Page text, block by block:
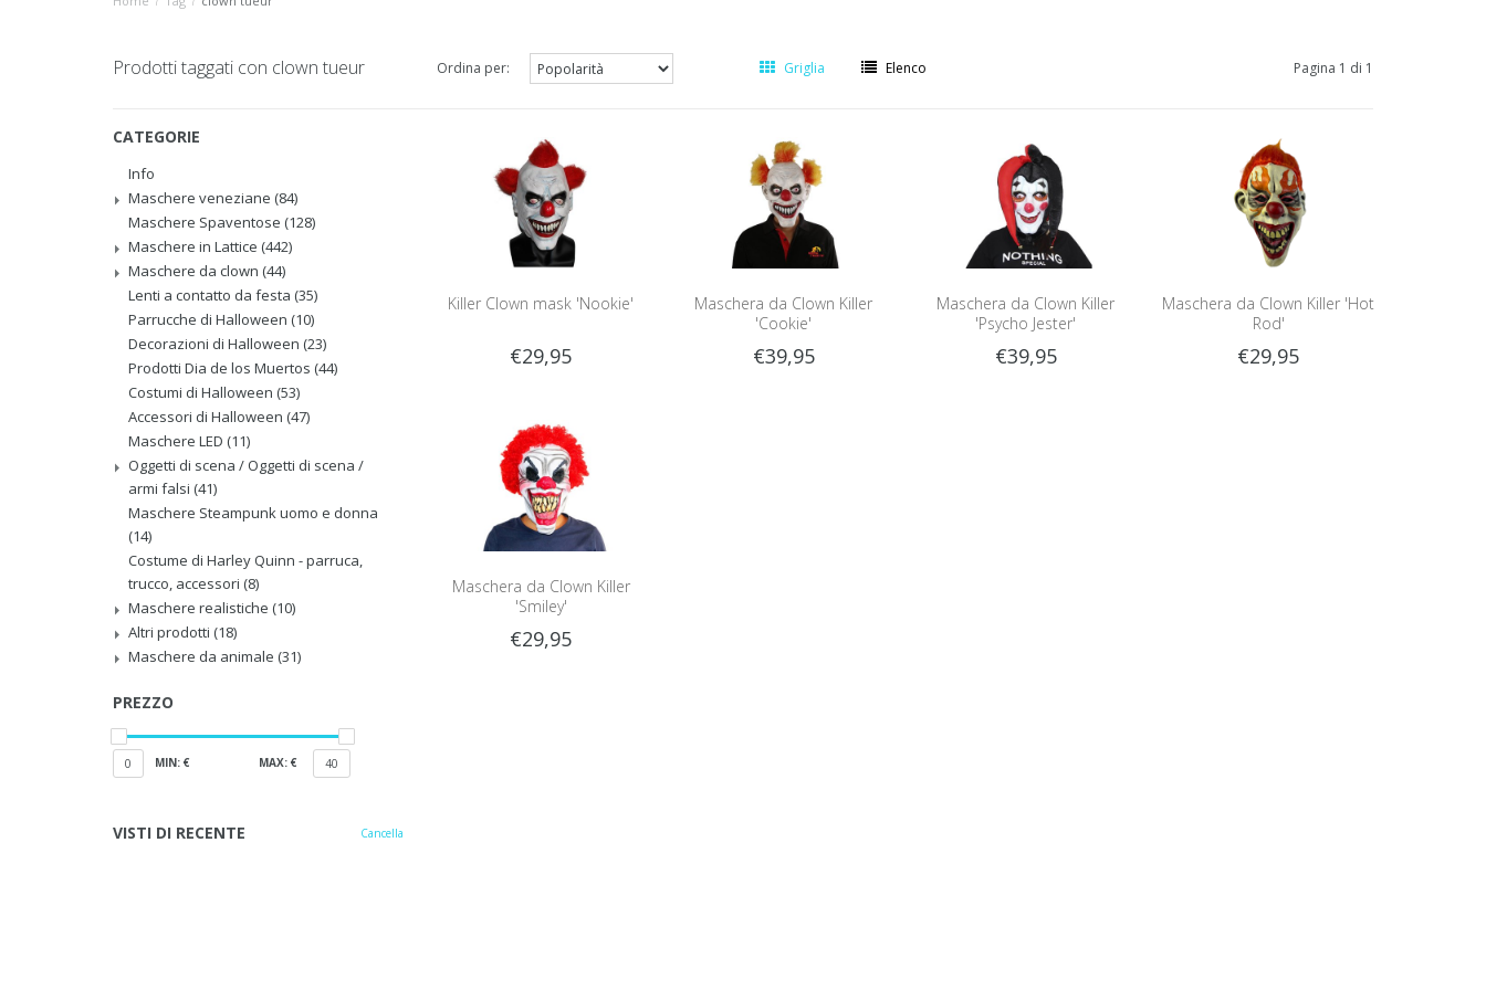
Prodotti taggati con clown tueur Ordina per: Griglia Elenco Pagina 1 di 1
CATEGORIE
Info
Maschere veneziane (84)
Maschere Spaventose (128)
Maschere in Lattice (442)
Maschere da clown (44)
Lenti a contatto da festa (35)
Parrucche di Halloween (10)
Decorazioni di Halloween (23)
Prodotti Dia de los Muertos (44)
Costumi di Halloween (53)
Accessori di Halloween (47)
Maschere LED (11)
Oggetti di scena / Oggetti di scena /
armi falsi (41)
Maschere Steampunk uomo e donna
(14)
Costume di Harley Quinn - parruca,
trucco, accessori (8)
Maschere realistiche (10)
Altri prodotti (18)
Maschere da animale (31)
PREZZO
0 MIN: € MAX: € 40
VISTI DI RECENTE Cancella
Killer Clown mask 'Nookie'
€29,95
Maschera da Clown Killer
'Cookie'
€39,95
Maschera da Clown Killer
'Psycho Jester'
€39,95
Maschera da Clown Killer 'Hot
Rod'
€29,95
Maschera da Clown Killer
'Smiley'
€29,95